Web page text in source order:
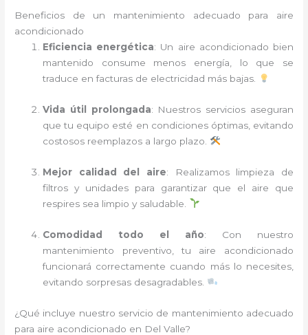
Beneficios de un mantenimiento adecuado para aire
acondicionado
Eficiencia energética: Un aire acondicionado bien
mantenido consume menos energía, lo que se
traduce en facturas de electricidad más bajas.
Vida útil prolongada: Nuestros servicios aseguran
que tu equipo esté en condiciones óptimas, evitando
costosos reemplazos a largo plazo.
Mejor calidad del aire: Realizamos limpieza de
filtros y unidades para garantizar que el aire que
respires sea limpio y saludable.
Comodidad todo el año: Con nuestro
mantenimiento preventivo, tu aire acondicionado
funcionará correctamente cuando más lo necesites,
evitando sorpresas desagradables.
¿Qué incluye nuestro servicio de mantenimiento adecuado
para aire acondicionado en Del Valle?